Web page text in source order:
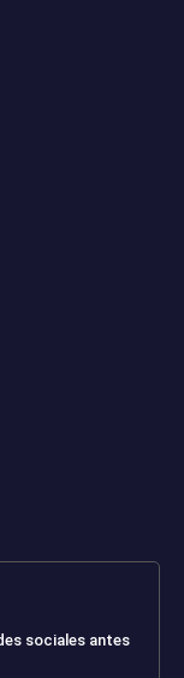
sociales antes